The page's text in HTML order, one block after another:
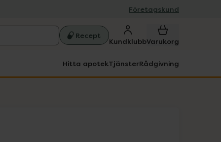
Företagskund
Recept
KundklubbVarukorg
Hitta apotekTjänsterRådgivning